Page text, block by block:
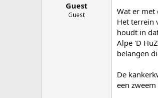
Guest
Guest
Wat er met
Het terrein
houdt in
Alpe 'D
belangen
De
een